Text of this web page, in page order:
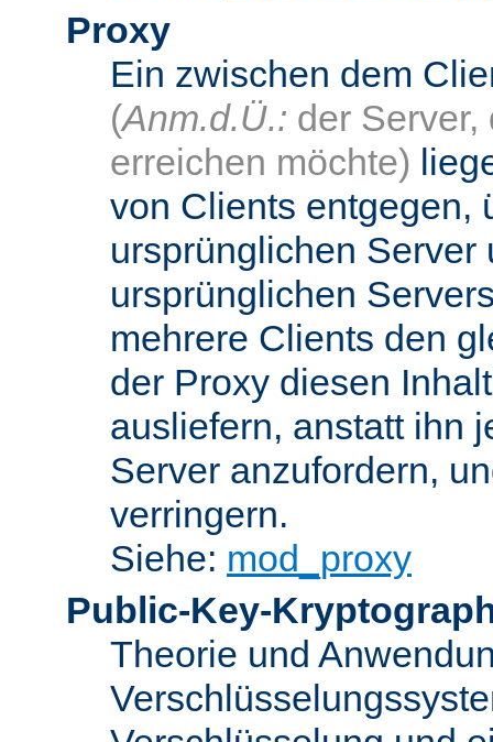
Proxy
Ein zwischen dem
(Anm.d.Ü.: der
erreichen möchte)
von Clients entgegen,
ursprünglichen Server
ursprünglichen
mehrere Clients den
der Proxy diesen
ausliefern, anstatt ihn
Server anzufordern,
verringern.
Siehe: mod_proxy
Public-Key-
Theorie und